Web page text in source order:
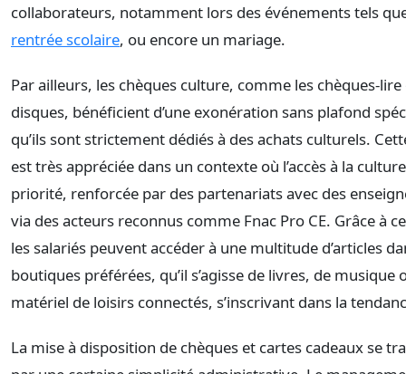
collaborateurs, notamment lors des événements tels
rentrée scolaire, ou encore un mariage.
Par ailleurs, les chèques culture, comme les chèques-lire
disques, bénéficient d’une exonération sans plafond
qu’ils sont strictement dédiés à des achats culturels.
est très appréciée dans un contexte où l’accès à la
priorité, renforcée par des partenariats avec des
via des acteurs reconnus comme Fnac Pro CE. Grâce à
les salariés peuvent accéder à une multitude d’articles
boutiques préférées, qu’il s’agisse de livres, de musique
matériel de loisirs connectés, s’inscrivant dans la
La mise à disposition de chèques et cartes cadeaux se